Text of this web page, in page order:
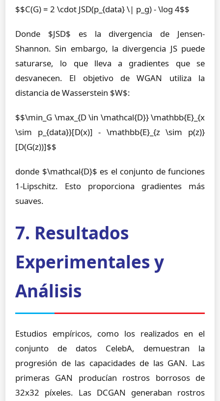
$$C(G) = 2 \cdot JSD(p_{data} \| p_g) - \log 4$$
Donde $JSD$ es la divergencia de Jensen-
Shannon. Sin embargo, la divergencia JS puede
saturarse, lo que lleva a gradientes que se
desvanecen. El objetivo de WGAN utiliza la
distancia de Wasserstein $W$:
$$\min_G \max_{D \in \mathcal{D}} \mathbb{E}_{x
\sim p_{data}}[D(x)] - \mathbb{E}_{z \sim p(z)}
[D(G(z))]$$
donde $\mathcal{D}$ es el conjunto de funciones
1-Lipschitz. Esto proporciona gradientes más
suaves.
7. Resultados
Experimentales y
Análisis
Estudios empíricos, como los realizados en el
conjunto de datos CelebA, demuestran la
progresión de las capacidades de las GAN. Las
primeras GAN producían rostros borrosos de
32x32 píxeles. Las DCGAN generaban rostros